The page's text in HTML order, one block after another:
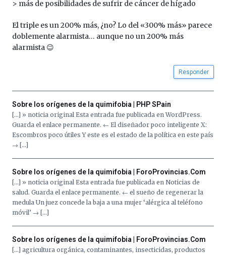
> más de posibilidades de sufrir de cáncer de hígado
El triple es un 200% más, ¿no? Lo del «300% más» parece
doblemente alarmista… aunque no un 200% más
alarmista 😉
Responder
Sobre los orígenes de la quimifobia | PHP SPain
[…] » noticia original Esta entrada fue publicada en WordPress.
Guarda el enlace permanente. ← El diseñador poco inteligente X:
Escombros poco útiles Y este es el estado de la política en este país
→ […]
Sobre los orígenes de la quimifobia | ForoProvincias.Com
[…] » noticia original Esta entrada fue publicada en Noticias de
salud. Guarda el enlace permanente. ← el sueño de regenerar la
medula Un juez concede la baja a una mujer ‘alérgica al teléfono
móvil’ → […]
Sobre los orígenes de la quimifobia | ForoProvincias.Com
[…] agricultura orgánica, contaminantes, insecticidas, productos